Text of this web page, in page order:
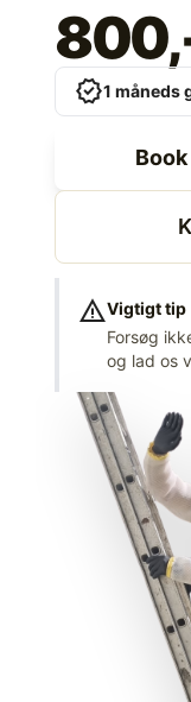
verified1 måneds
warningVigtigt tip
Forsøg
og lad os